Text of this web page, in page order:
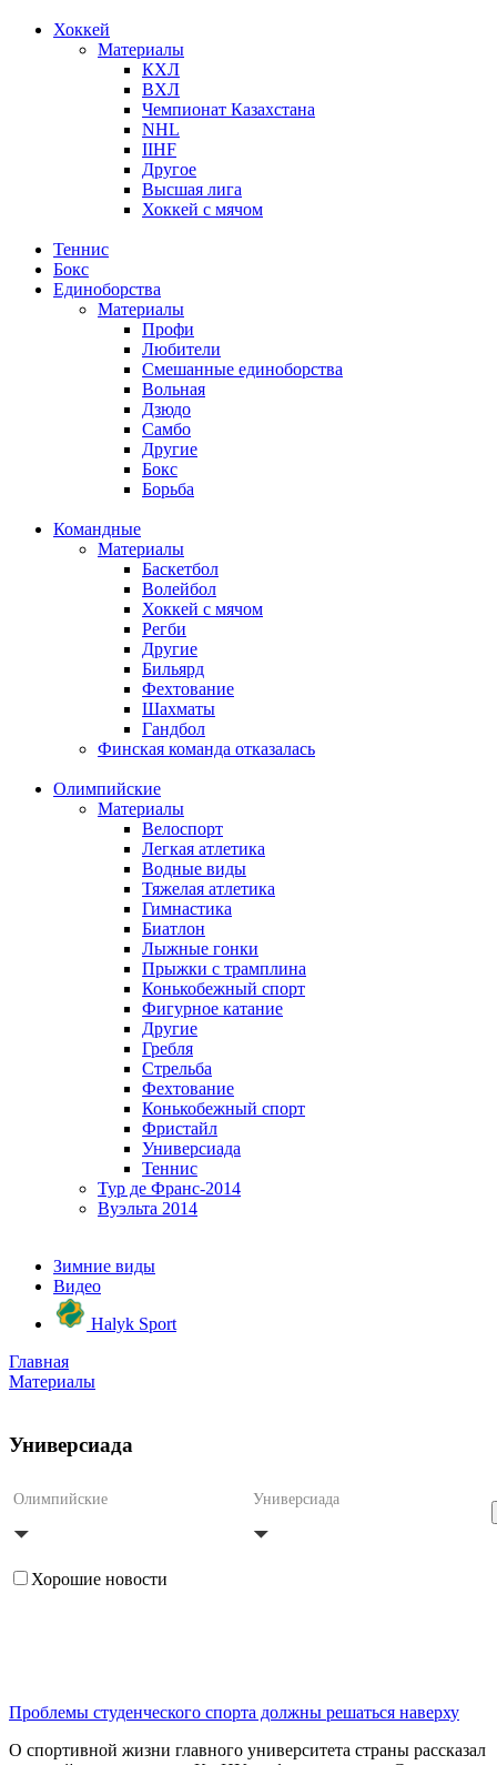
Хоккей
Материалы
КХЛ
ВХЛ
Чемпионат Казахстана
NHL
IIHF
Другое
Высшая лига
Хоккей с мячом
Теннис
Бокс
Единоборства
Материалы
Профи
Любители
Смешанные единоборства
Вольная
Дзюдо
Самбо
Другие
Бокс
Борьба
Командные
Материалы
Баскетбол
Волейбол
Хоккей с мячом
Регби
Другие
Бильярд
Фехтование
Шахматы
Гандбол
Финская команда отказалась
Олимпийские
Материалы
Велоспорт
Легкая атлетика
Водные виды
Тяжелая атлетика
Гимнастика
Биатлон
Лыжные гонки
Прыжки с трамплина
Конькобежный спорт
Фигурное катание
Другие
Гребля
Стрельба
Фехтование
Конькобежный спорт
Фристайл
Универсиада
Теннис
Тур де Франс-2014
Вуэльта 2014
Зимние виды
Видео
Halyk Sport
Главная
Материалы
Универсиада
Олимпийские Универсиада
Хорошие новости
Проблемы студенческого спорта должны решаться наверху
О спортивной жизни главного университета страны рассказал